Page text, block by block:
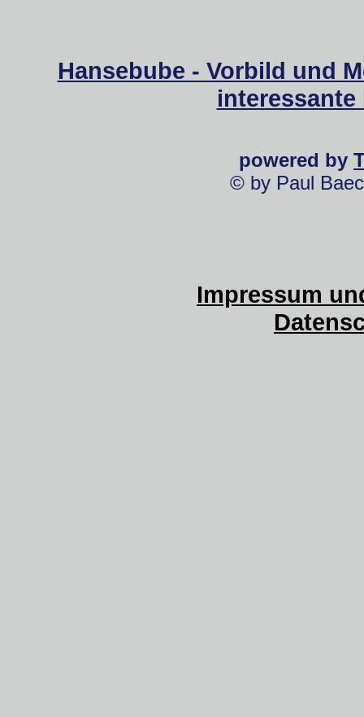
Hansebube - Vorbild und
powered by
© by Paul
Impressum